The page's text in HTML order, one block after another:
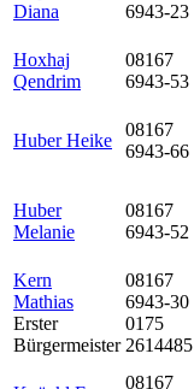
Diana
6943-23
Hoxhaj
Qendrim
08167
6943-53
Huber Heike
08167
6943-66
Huber
Melanie
08167
6943-52
Kern
Mathias
Erster
Bürgermeister
08167
6943-30
0175
2614485
08167